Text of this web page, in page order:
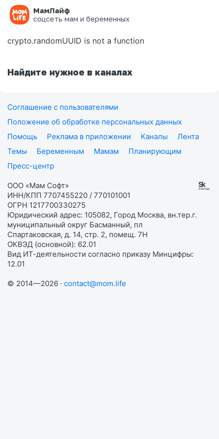
МамЛайф
соцсеть мам и беременных
Ошибка на странице
crypto.randomUUID is not a function
Найдите нужное в каналах
Соглашение с пользователями
Положение об обработке персональных данных
Помощь
Реклама в приложении Каналы
Лента
Темы
Беременным Мамам
Планирующим
Пресс-центр
ООО «Мам Софт»
ИНН/КПП 7707455220 / 770101001
ОГРН 1217700330275
Юридический адрес: 105082, Город Москва, вн.тер.г.
муниципальный округ Басманный, пл
Спартаковская, д. 14, стр. 2, помещ. 7Н
ОКВЭД (основной): 62.01
Вид ИТ-деятельности согласно приказу Минцифры:
12.01
© 2014—2026 · contact@mom.life